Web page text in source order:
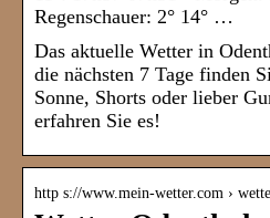
Regenschauer: 2° 14° …
Das aktuelle Wetter in
die nächsten 7 Tage finden
Sonne, Shorts oder lieber
erfahren Sie es!
http s://www.mein-wetter.com ›